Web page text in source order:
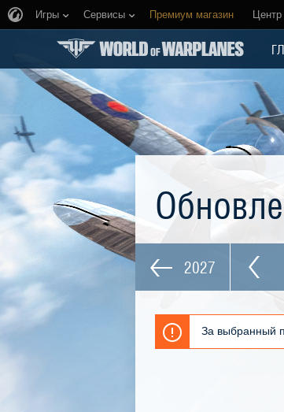
Игры Сервисы Премиум магазин
2027
За выбранный